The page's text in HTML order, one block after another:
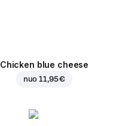
Chicken blue cheese
nuo11,95 €